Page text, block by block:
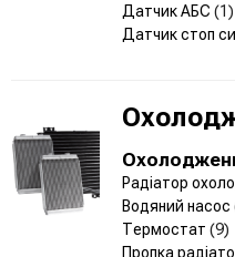
Датчик АБС (1)
Датчик стоп
Радіатор
Водяний насос
Термостат (9)
Пропка